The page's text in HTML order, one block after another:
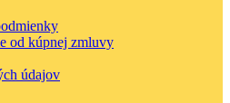
od kúpnej zmluvy
údajov